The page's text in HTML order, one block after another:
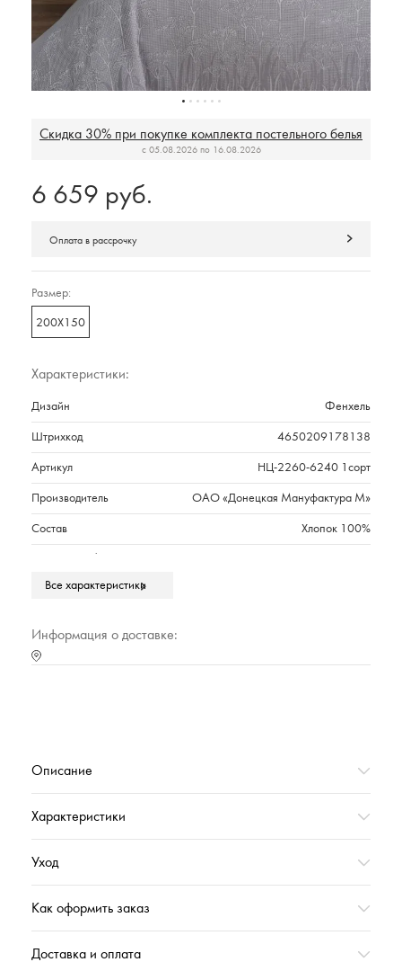
Скидка 30% при покупке комплекта постельного белья
c 05.08.2026 по 16.08.2026
6 659 руб.
Оплата в рассрочку
Размер:
200Х150
Характеристики:
Дизайн Фенхель
Штрихкод 4650209178138
Артикул НЦ-2260-6240 1сорт
Производитель ОАО «Донецкая Мануфактура М»
Состав Хлопок 100%
Плотность г/м2
Марка
Страна происхождения
Все характеристики
Информация о доставке:
Описание
Характеристики
Уход
Как оформить заказ
Доставка и оплата